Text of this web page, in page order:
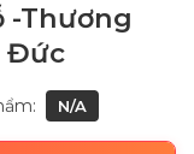
-Thương
Đức
N/A